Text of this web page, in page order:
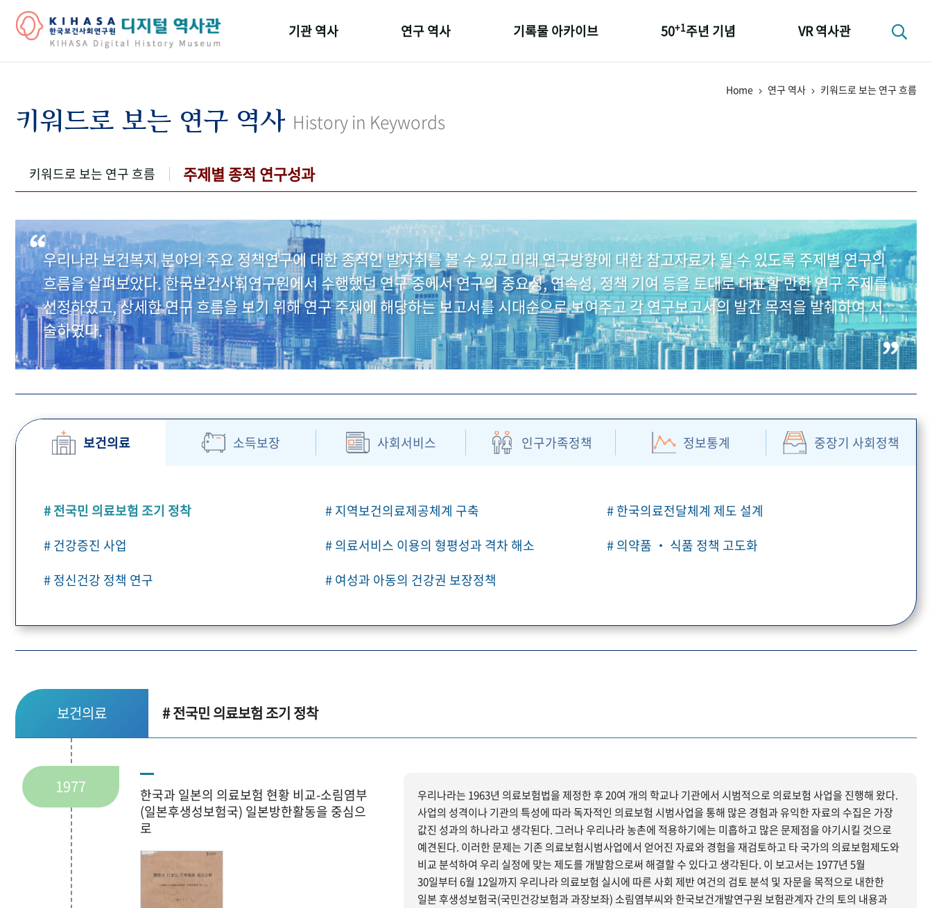
기관 역사
연구원 사람들
연구 역사
키워드로 보는 연구 역사
기록물 아카이브 50+1주년 기념 VR 역사관
Home 연구 역사 키워드로 보는 연구 흐름
키워드로 보는 연구 역사 History in Keywords
키워드로 보는 연구 흐름 주제별 종적 연구성과
우리나라 보건복지 분야의 주요 정책연구에 대한 종적인 발자취를 볼 수 있고 미래 연구방향에 대한 참고자료가 될 수 있도록 주제별 연구의
흐름을 살펴보았다. 한국보건사회연구원에서 수행했던 연구 중에서 연구의 중요성, 연속성, 정책 기여 등을 토대로 대표할 만한 연구 주제를
선정하였고, 상세한 연구 흐름을 보기 위해 연구 주제에 해당하는 보고서를 시대순으로 보여주고 각 연구보고서의 발간 목적을 발췌하여 서
술하였다.
보건의료 소득보장 사회서비스 인구가족정책 정보통계 중장기 사회정책
# 전국민 의료보험 조기 정착 # 지역보건의료제공체계 구축
# 한국의료전달체계 제도 설계
# 건강증진 사업
# 의료서비스 이용의 형평성과 격차 해소
# 의약품 ‧ 식품 정책 고도화
# 정신건강 정책 연구
# 여성과 아동의 건강권 보장정책
보건의료 # 전국민 의료보험 조기 정착
1977
한국과 일본의 의료보험 현황 비교-소림염부
(일본후생성보험국) 일본방한활동을 중심으
로
우리나라는 1963년 의료보험법을 제정한 후 20여 개의 학교나 기관에서 시범적으로 의료보험 사업을 진행해 왔다.
사업의 성격이나 기관의 특성에 따라 독자적인 의료보험 시범사업을 통해 많은 경험과 유익한 자료의 수집은 가장
값진 성과의 하나라고 생각된다. 그러나 우리나라 농촌에 적용하기에는 미흡하고 많은 문제점을 야기시킬 것으로
예견된다. 이러한 문제는 기존 의료보험시범사업에서 얻어진 자료와 경험을 재검토하고 타 국가의 의료보험제도와
비교 분석하여 우리 실정에 맞는 제도를 개발함으로써 해결할 수 있다고 생각된다. 이 보고서는 1977년 5월
30일부터 6월 12일까지 우리나라 의료보험 실시에 따른 사회 제반 여건의 검토 분석 및 자문을 목적으로 내한한
일본 후생성보험국(국민건강보험과 과장보좌) 소림염부씨와 한국보건개발연구원 보험관계자 간의 토의 내용과